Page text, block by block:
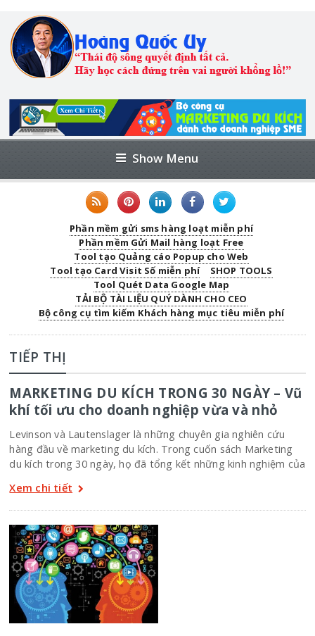
Show Menu
Phần mềm gửi sms hàng loạt miễn phí
Phần mềm Gửi Mail hàng loạt Free
Tool tạo Quảng cáo Popup cho Web
Tool tạo Card Visit Số miễn phí
SHOP TOOLS
Tool Quét Data Google Map
TẢI BỘ TÀI LIỆU QUÝ DÀNH CHO CEO
Bộ công cụ tìm kiếm Khách hàng mục tiêu miễn phí
TIẾP THỊ
MARKETING DU KÍCH TRONG 30 NGÀY – Vũ
khí tối ưu cho doanh nghiệp vừa và nhỏ
Levinson và Lautenslager là những chuyên gia nghiên cứu
hàng đầu về marketing du kích. Trong cuốn sách Marketing
du kích trong 30 ngày, họ đã tổng kết những kinh nghiệm của
Xem chi tiết